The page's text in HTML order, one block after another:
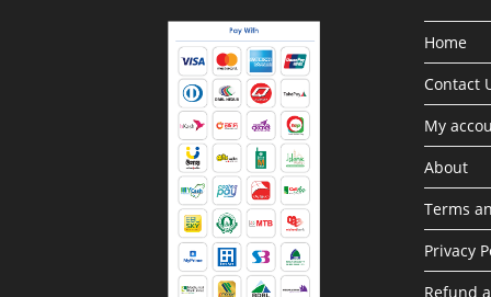
Home
Contact
My
About
Terms
Privacy
Refund